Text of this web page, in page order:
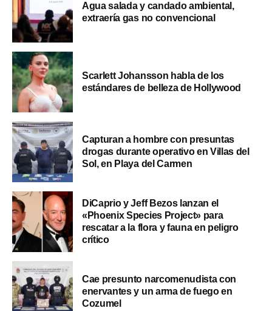
Agua salada y candado ambiental,
extraería gas no convencional
Scarlett Johansson habla de los
estándares de belleza de Hollywood
Capturan a hombre con presuntas
drogas durante operativo en Villas del
Sol, en Playa del Carmen
DiCaprio y Jeff Bezos lanzan el
«Phoenix Species Project» para
rescatar a la flora y fauna en peligro
crítico
Cae presunto narcomenudista con
enervantes y un arma de fuego en
Cozumel